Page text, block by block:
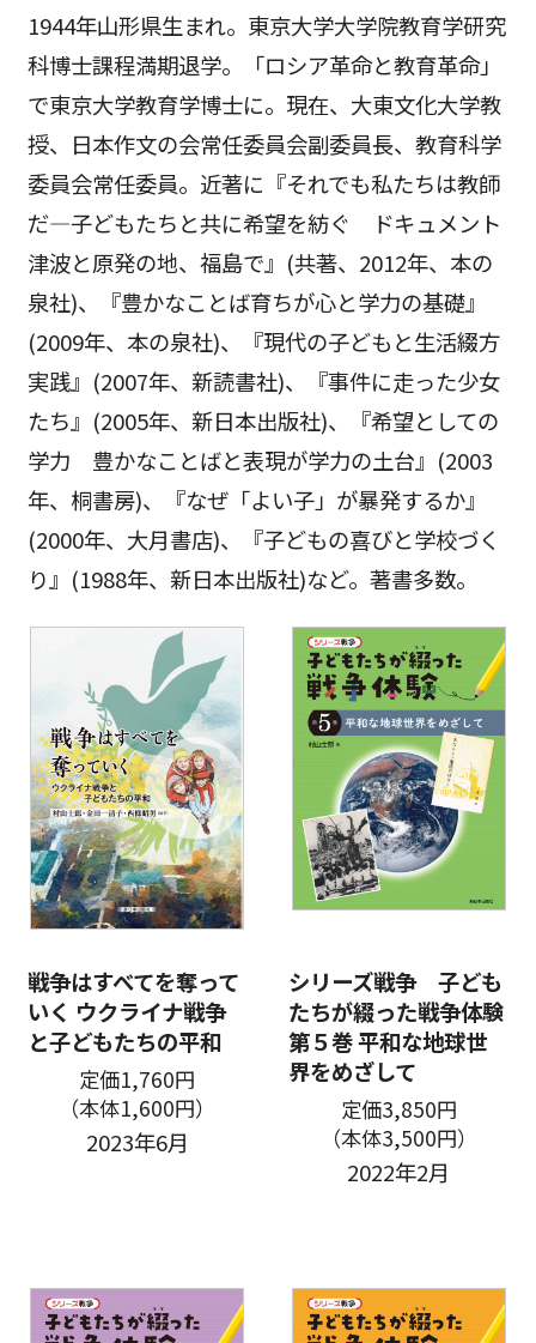
1944年山形県生まれ。東京大学大学院教育学研究
科博士課程満期退学。「ロシア革命と教育革命」
で東京大学教育学博士に。現在、大東文化大学教
授、日本作文の会常任委員会副委員長、教育科学
委員会常任委員。近著に『それでも私たちは教師
だ―子どもたちと共に希望を紡ぐ ドキュメント
津波と原発の地、福島で』(共著、2012年、本の
泉社)、『豊かなことば育ちが心と学力の基礎』
(2009年、本の泉社)、『現代の子どもと生活綴方
実践』(2007年、新読書社)、『事件に走った少女
たち』(2005年、新日本出版社)、『希望としての
学力 豊かなことばと表現が学力の土台』(2003
年、桐書房)、『なぜ「よい子」が暴発するか』
(2000年、大月書店)、『子どもの喜びと学校づく
り』(1988年、新日本出版社)など。著書多数。
戦争はすべてを奪って
いく ウクライナ戦争
と子どもたちの平和
定価1,760円
（本体1,600円）
2023年6月
シリーズ戦争 子ども
たちが綴った戦争体験
第５巻 平和な地球世
界をめざして
定価3,850円
（本体3,500円）
2022年2月